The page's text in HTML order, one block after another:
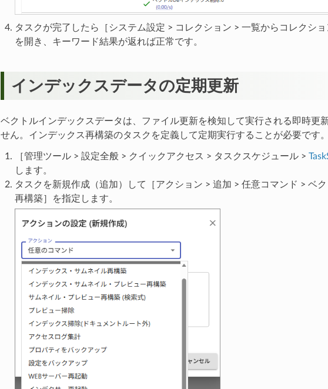
タスクが完了したら［システム設定 > コレクション > 一覧からコレクショ
を開き、キーワード結果が返れば正常です。
インデックスデータの定期更新
ベクトルインデックスデータは、ファイル更新を検知して実行される即時更
せん。インデックス再構築のタスクを定義して定期実行することが必要です。
［管理ツール > 設定全般 > クイックアクセス > タスクスケジュール >
します。
タスクを新規作成（追加）して［アクション > 追加 > 任意コマンド > ベ
再構築］を指定します。